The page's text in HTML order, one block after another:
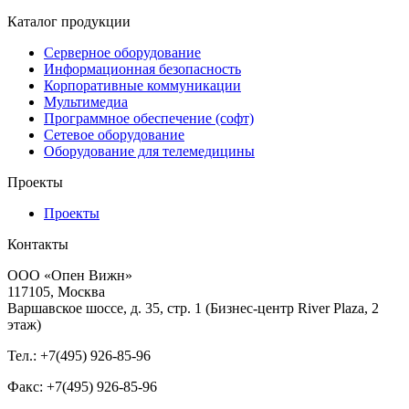
Каталог продукции
Серверное оборудование
Информационная безопасность
Корпоративные коммуникации
Мультимедиа
Программное обеспечение (софт)
Сетевое оборудование
Оборудование для телемедицины
Проекты
Проекты
Контакты
ООО «Опен Вижн»
117105, Москва
Варшавское шоссе, д. 35, стр. 1 (Бизнес-центр River Plaza, 2
этаж)
Тел.: +7(495) 926-85-96
Факс: +7(495) 926-85-96